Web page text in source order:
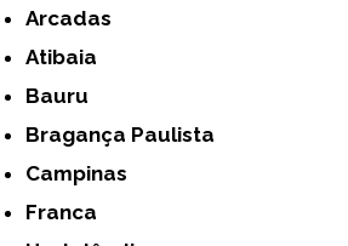
Arcadas
Atibaia
Bauru
Bragança Paulista
Campinas
Franca